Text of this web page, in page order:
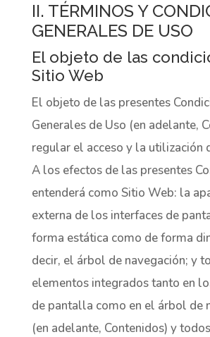
II. TÉRMINOS Y
GENERALES DE USO
El objeto de las
Sitio Web
El objeto de las presentes
Generales de Uso (en adelante,
regular el acceso y la utilización
A los efectos de las presentes
entenderá como Sitio Web: la
externa de los interfaces de
forma estática como de forma
decir, el árbol de navegación; y
elementos integrados tanto en
de pantalla como en el árbol de
(en adelante, Contenidos) y